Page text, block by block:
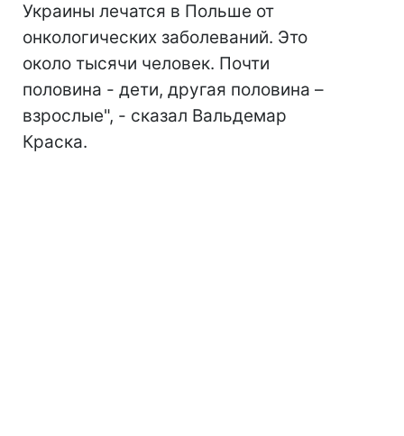
Украины лечатся в Польше от
онкологических заболеваний. Это
около тысячи человек. Почти
половина - дети, другая половина –
взрослые", - сказал Вальдемар
Краска.